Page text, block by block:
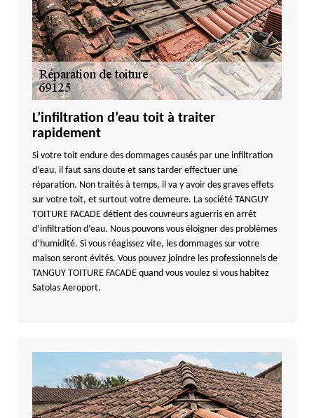
L’infiltration d’eau toit à traiter
rapidement
Si votre toit endure des dommages causés par une infiltration
d’eau, il faut sans doute et sans tarder effectuer une
réparation. Non traités à temps, il va y avoir des graves effets
sur votre toit, et surtout votre demeure. La société TANGUY
TOITURE FACADE détient des couvreurs aguerris en arrêt
d’infiltration d’eau. Nous pouvons vous éloigner des problèmes
d’humidité. Si vous réagissez vite, les dommages sur votre
maison seront évités. Vous pouvez joindre les professionnels de
TANGUY TOITURE FACADE quand vous voulez si vous habitez
Satolas Aeroport.